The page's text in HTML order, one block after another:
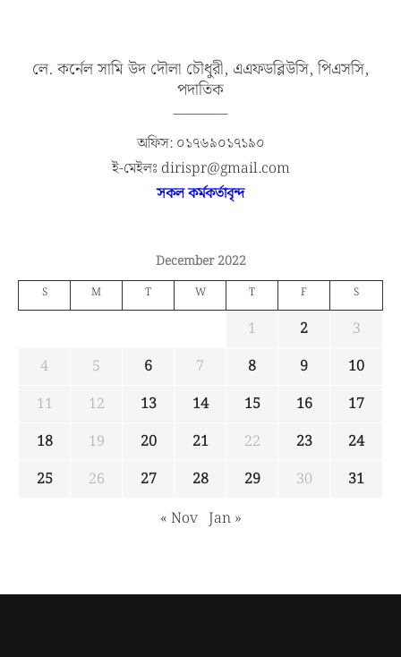
লে. কর্নেল সামি উদ দৌলা চৌধুরী, এএফডব্লিউসি, পিএসসি,
পদাতিক
অফিস: ০১৭৬৯০১৭১৯০
ই-মেইলঃ dirispr@gmail.com
সকল কর্মকর্তাবৃন্দ
December 2022
S M T W T F S
1 2
3
4
5 6 7 8 9
10
11
12 13 14 15 16
17
18
19 20 21 22 23
24
25
26 27 28 29 30
31
« Nov Jan »